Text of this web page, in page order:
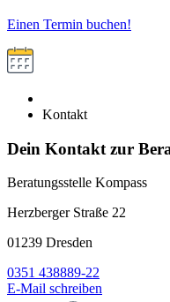
Einen Termin buchen!
Kontakt
Dein Kontakt zur
Beratungsstelle Kompass
Herzberger Straße 22
01239 Dresden
0351 438889-22
E-Mail schreiben